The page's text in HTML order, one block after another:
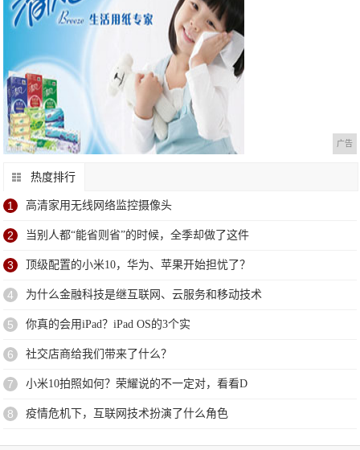
广告
热度排行
1 高清家用无线网络监控摄像头
2 当别人都“能省则省”的时候，全季却做了这件
3 顶级配置的小米10，华为、苹果开始担忧了？
4 为什么金融科技是继互联网、云服务和移动技术
5 你真的会用iPad？iPad OS的3个实
6 社交店商给我们带来了什么？
7 小米10拍照如何？荣耀说的不一定对，看看D
8 疫情危机下，互联网技术扮演了什么角色